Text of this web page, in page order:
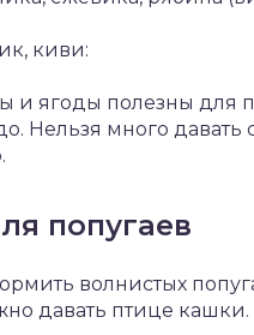
киви:
и ягоды полезны для
Нельзя много
попугаев
волнистых
давать птице кашки.